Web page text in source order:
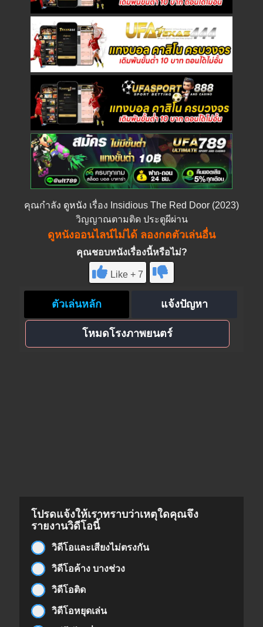
คุณกำลัง ดูหนัง เรื่อง Insidious The Red Door (2023)
วิญญาณตามติด ประตูผีผ่าน
ดูหนังออนไลน์ไม่ได้ ลองกดตัวเล่นอื่น
คุณชอบหนังเรื่องนี้หรือไม่?
Like + 7
ตัวเล่นหลัก แจ้งปัญหา
โหมดโรงภาพยนตร์
โปรดแจ้งให้เราทราบว่าเหตุใดคุณจึง
รายงานวิดีโอนี้
วิดีโอและเสียงไม่ตรงกัน
วิดีโอค้าง บางช่วง
วิดีโอติด
วิดีโอหยุดเล่น